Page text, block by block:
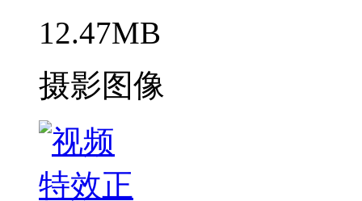
12.47MB
摄影图像